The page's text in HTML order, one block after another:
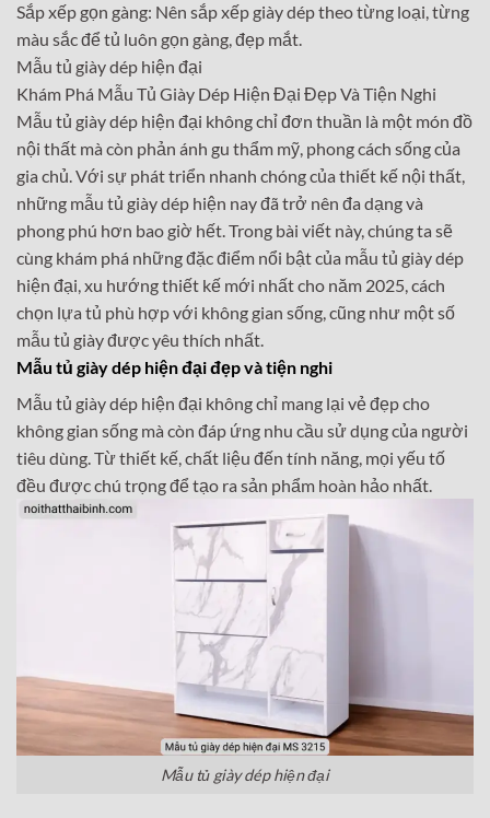
Sắp xếp gọn gàng: Nên sắp xếp giày dép theo từng loại, từng
màu sắc để tủ luôn gọn gàng, đẹp mắt.
Mẫu tủ giày dép hiện đại
Khám Phá Mẫu Tủ Giày Dép Hiện Đại Đẹp Và Tiện Nghi
Mẫu tủ giày dép hiện đại không chỉ đơn thuần là một món đồ
nội thất mà còn phản ánh gu thẩm mỹ, phong cách sống của
gia chủ. Với sự phát triển nhanh chóng của thiết kế nội thất,
những mẫu tủ giày dép hiện nay đã trở nên đa dạng và
phong phú hơn bao giờ hết. Trong bài viết này, chúng ta sẽ
cùng khám phá những đặc điểm nổi bật của mẫu tủ giày dép
hiện đại, xu hướng thiết kế mới nhất cho năm 2025, cách
chọn lựa tủ phù hợp với không gian sống, cũng như một số
mẫu tủ giày được yêu thích nhất.
Mẫu tủ giày dép hiện đại đẹp và tiện nghi
Mẫu tủ giày dép hiện đại không chỉ mang lại vẻ đẹp cho
không gian sống mà còn đáp ứng nhu cầu sử dụng của người
tiêu dùng. Từ thiết kế, chất liệu đến tính năng, mọi yếu tố
đều được chú trọng để tạo ra sản phẩm hoàn hảo nhất.
Mẫu tủ giày dép hiện đại